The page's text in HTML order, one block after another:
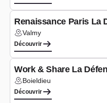
Renaissance Paris La
Lieu :Valmy
Découvrir
Work & Share La
Lieu :Boieldieu
Découvrir